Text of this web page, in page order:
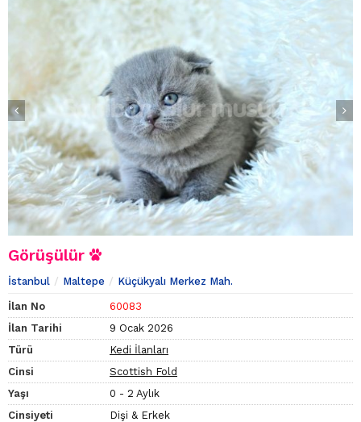
Görüşülür
İstanbul Maltepe Küçükyalı Merkez Mah.
İlan No
60083
İlan Tarihi
9 Ocak 2026
Türü
Kedi İlanları
Cinsi
Scottish Fold
Yaşı
0 - 2 Aylık
Cinsiyeti
Dişi & Erkek